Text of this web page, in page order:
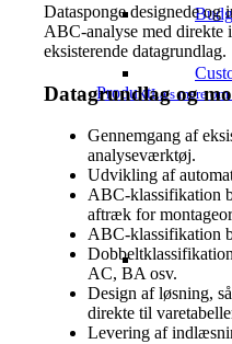
ProduktLæs mere
Datasponge designede og
ABC-analyse med direkte
eksisterende datagrundlag.
Datagrundlag og
Gennemgang af
analyseværktøj.
Udvikling af
ABC-klassifikation
aftræk for
ABC-klassifikation
AC, BA osv.
Design af løsning,
direkte til
Levering af